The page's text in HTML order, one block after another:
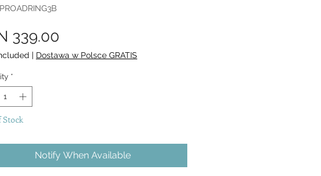
339.00
| Dostawa w Polsce GRATIS
*
Stock
Notify When Available